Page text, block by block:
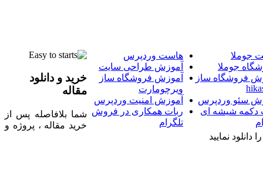
جوملا
هاست وردپرس
جوملا
آموزش طراحی سایت
فروشگاه ساز
آموزش فروشگاه ساز
ویرچومارت
سئو وردپرس
آموزش امنیت وردپرس
دکمه شیشه ای
ربات همکاری در فروش
تلگرام
خرید و دانلود
مقاله
شما بلافاصله پس از
خرید مقاله ، پروژه و
دانلود نمایید